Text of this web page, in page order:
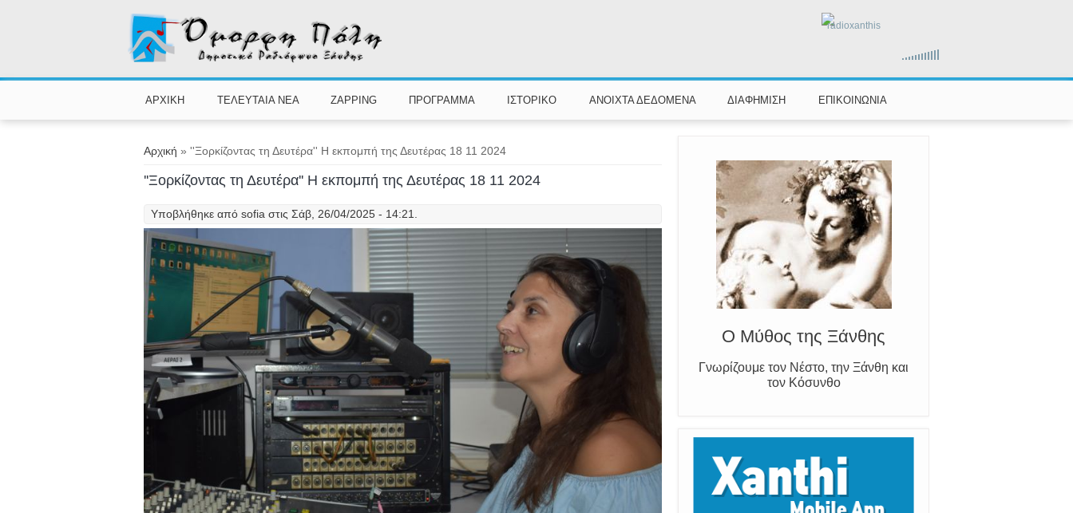
radioxanthis
ΑΡΧΙΚΗ ΤΕΛΕΥΤΑΙΑ ΝΕΑ ZAPPING ΠΡΟΓΡΑΜΜΑ ΙΣΤΟΡΙΚΟ ΑΝΟΙΧΤΑ ΔΕΔΟΜΕΝΑ ΔΙΑΦΗΜΙΣΗ ΕΠΙΚΟΙΝΩΝΙΑ
Είστε εδώ
Αρχική » ''Ξορκίζοντας τη Δευτέρα'' Η εκπομπή της Δευτέρας 18 11 2024
''Ξορκίζοντας τη Δευτέρα'' Η εκπομπή της Δευτέρας 18 11 2024
Υποβλήθηκε από sofia στις Σάβ, 26/04/2025 - 14:21.
Ο Μύθος της Ξάνθης
Γνωρίζουμε τον Νέστο, την Ξάνθη και
τον Κόσυνθο